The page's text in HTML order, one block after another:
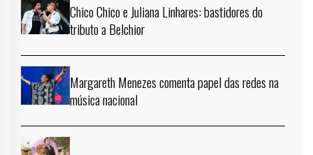
Chico Chico e Juliana Linhares: bastidores do
tributo a Belchior
Margareth Menezes comenta papel das redes na
música nacional